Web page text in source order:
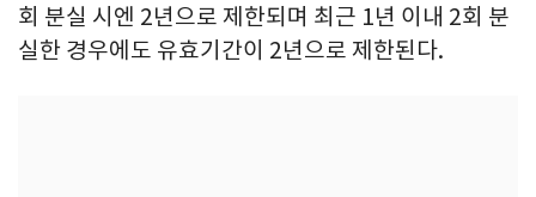
회 분실 시엔 2년으로 제한되며 최근 1년 이내 2회 분
실한 경우에도 유효기간이 2년으로 제한된다.